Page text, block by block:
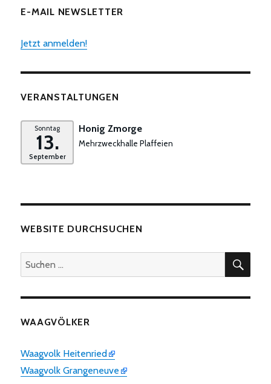
E-MAIL NEWSLETTER
Jetzt anmelden!
VERANSTALTUNGEN
Sonntag
13.
September
Honig Zmorge
Mehrzweckhalle Plaffeien
WEBSITE DURCHSUCHEN
Suchen
nach:
WAAGVÖLKER
Waagvolk Heitenried
Waagvolk Grangeneuve